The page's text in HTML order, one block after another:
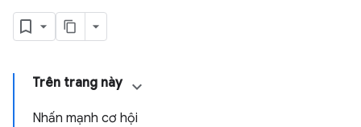
Trên trang này
Nhấn mạnh cơ hội